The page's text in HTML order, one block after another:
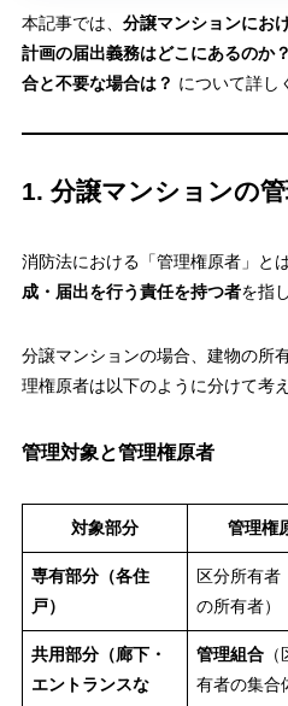
本記事では、 分譲マンションにお
計画の届出義務はどこにあるのか
合と不要な場合は？ について詳し
1. 分譲マンションの
消防法における「管理権原者」とは
成・届出を行う責任を持つ者を指
分譲マンションの場合、建物の所
理権原者は以下のように分けて考
管理対象と管理権原者
対象部分 管理権
専有部分（各住
戸）
区分所有者
の所有者）
共用部分（廊下・
エントランスな
管理組合（
有者の集合